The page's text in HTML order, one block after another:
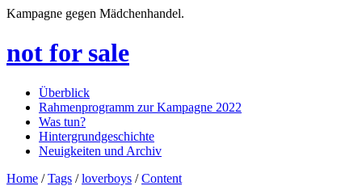
Kampagne gegen Mädchenhandel.
not for sale
Überblick
Rahmenprogramm zur Kampagne 2022
Was tun?
Hintergrundgeschichte
Neuigkeiten und Archiv
Home /Tags /loverboys /Content